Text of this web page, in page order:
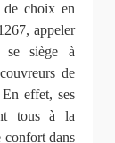
de choix en
appeler
se siège à
de
effet, ses
tous à la
confort dans